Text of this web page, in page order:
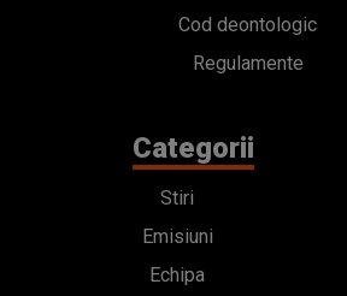
Cod deontologic
Regulamente
Categorii
Stiri
Emisiuni
Echipa